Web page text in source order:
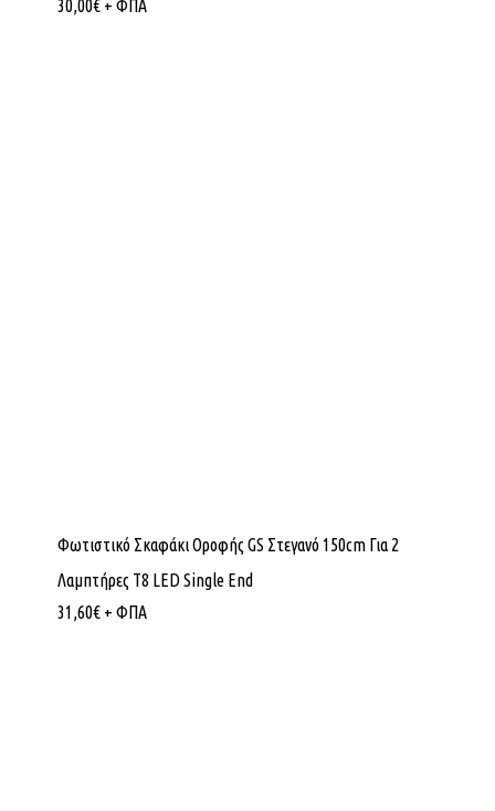
30,00€ + ΦΠΑ
Φωτιστικό Σκαφάκι Οροφής GS Στεγανό 150cm Για 2
Λαμπτήρες T8 LED Single End
31,60€ + ΦΠΑ